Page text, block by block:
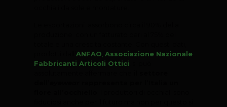
ANFAO Associazione Nazionale
Fabbricanti Articoli Ottici